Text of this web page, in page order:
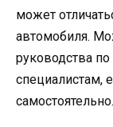
может
автомобиля.
руководства по
специалистам,
самостоятельно.